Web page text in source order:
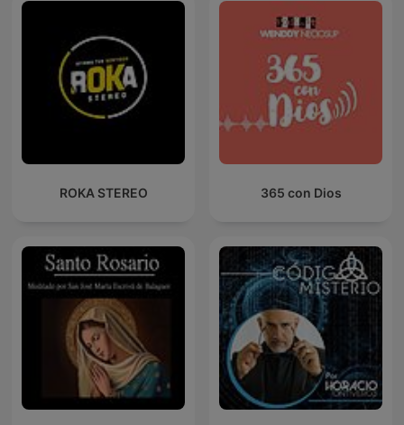
ROKA STEREO 365 con Dios